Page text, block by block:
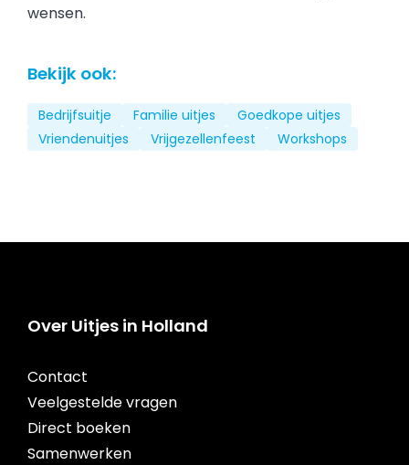
wensen.
Bekijk ook:
Bedrijfsuitje Familie uitjes
Goedkope uitjes
Vriendenuitjes
Vrijgezellenfeest Workshops
Over Uitjes in Holland
Contact
Veelgestelde vragen
Direct boeken
Samenwerken